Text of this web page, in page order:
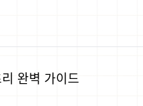
완벽 가이드